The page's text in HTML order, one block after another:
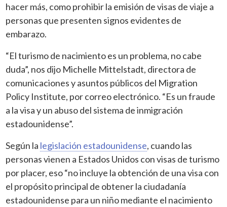
hacer más, como prohibir la emisión de visas de viaje a
personas que presenten signos evidentes de
embarazo.
“El turismo de nacimiento es un problema, no cabe
duda”, nos dijo Michelle Mittelstadt, directora de
comunicaciones y asuntos públicos del Migration
Policy Institute, por correo electrónico. “Es un fraude
a la visa y un abuso del sistema de inmigración
estadounidense”.
Según la legislación estadounidense, cuando las
personas vienen a Estados Unidos con visas de turismo
por placer, eso “no incluye la obtención de una visa con
el propósito principal de obtener la ciudadanía
estadounidense para un niño mediante el nacimiento